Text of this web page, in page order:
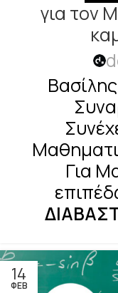
για τον
Για
14
ΦΕΒ